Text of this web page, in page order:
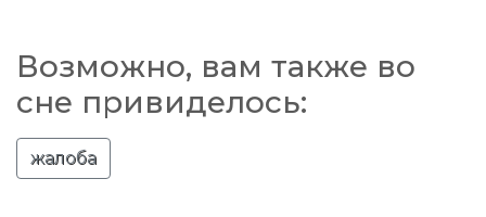
Возможно, вам также во
сне привиделось:
жалоба